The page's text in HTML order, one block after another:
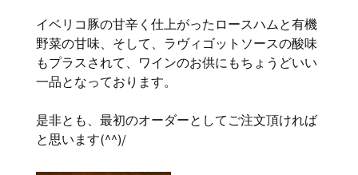
イベリコ豚の甘辛く仕上がったロースハムと有機
野菜の甘味、そして、ラヴィゴットソースの酸味
もプラスされて、ワインのお供にもちょうどいい
一品となっております。
是非とも、最初のオーダーとしてご注文頂ければ
と思います(^^)/